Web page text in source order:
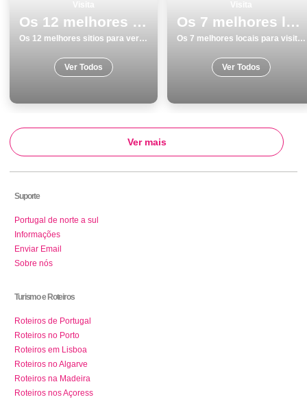
Os 12 melhores sitios para ver e visitar em SantarÃ©m
Os 12 melhores sitios para ver e visitar em SantarÃ©m
Ver Todos
Os 7 melhores locais para visitar na Ericeira
Os 7 melhores locais para visitar na Ericeira
Ver Todos
Ver mais
Suporte
Portugal de norte a sul
Informações
Enviar Email
Sobre nós
Turismo e Roteiros
Roteiros de Portugal
Roteiros no Porto
Roteiros em Lisboa
Roteiros no Algarve
Roteiros na Madeira
Roteiros nos Açoress